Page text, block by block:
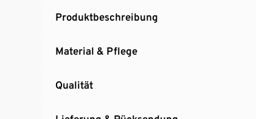
Produktbeschreibung
Material & Pflege
Qualität